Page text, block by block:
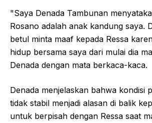
"Saya Denada Tambunan
Rosano adalah anak kandung saya.
betul minta maaf kepada Ressa
hidup bersama saya dari mulai dia
Denada dengan mata berkaca-kaca.
Denada menjelaskan bahwa kondisi
tidak stabil menjadi alasan di balik
untuk berpisah dengan Ressa saat